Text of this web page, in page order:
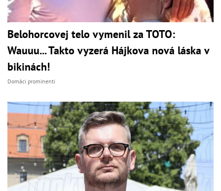
Belohorcovej telo vymenil za TOTO:
Wauuu... Takto vyzerá Hájkova nová láska v
bikinách!
Domáci prominenti